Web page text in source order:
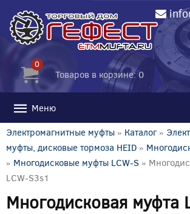
0
Товаров в корзине: 0
Меню
Электромагнитные муфты » Каталог»
муфты, дисковые тормоза HEID »
» Многодисковые муфты LCW-S »
LCW-S3s1
Многодисковая муфта